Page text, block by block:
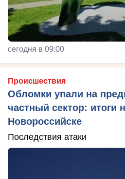
сегодня в 09:00
Происшествия
Обломки упали на
частный сектор: итоги
Новороссийске
Последствия атаки